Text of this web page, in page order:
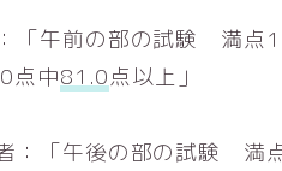
「午前の部の試験 満点
点中81.0点以上」
：「午後の部の試験 満